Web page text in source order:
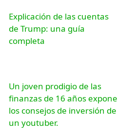
Explicación de las cuentas
de Trump: una guía
completa
Un joven prodigio de las
finanzas de 16 años expone
los consejos de inversión de
un youtuber.